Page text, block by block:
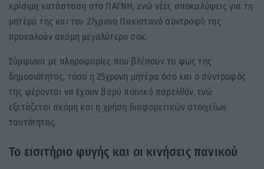
κρίσιμη κατάσταση στο ΠΑΓΝΗ, ενώ νέες αποκαλύψεις για τη
μητέρα της και τον 27χρονο Πακιστανό σύντροφό της
προκαλούν ακόμη μεγαλύτερο σοκ.
Σύμφωνα με πληροφορίες που βλέπουν το φως της
δημοσιότητας, τόσο η 25χρονη μητέρα όσο και ο σύντροφός
της φέρονται να έχουν βαρύ ποινικό παρελθόν, ενώ
εξετάζεται ακόμη και η χρήση διαφορετικών στοιχείων
ταυτότητας.
Το εισιτήριο φυγής και οι κινήσεις πανικού